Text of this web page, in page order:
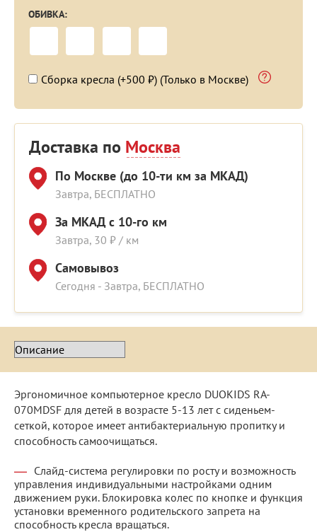
ОБИВКА:
Сборка кресла (+500 ₽) (Только в Москве)
Доставка по Москва
По Москве (до 10-ти км за МКАД)
Завтра, БЕСПЛАТНО
За МКАД с 10-го км
Завтра, 30 ₽ / км
Самовывоз
Сегодня - Завтра, БЕСПЛАТНО
Эргономичное компьютерное кресло DUOKIDS RA-
070MDSF для детей в возрасте 5-13 лет с сиденьем-
сеткой, которое имеет антибактериальную пропитку и
способность самоочищаться.
Слайд-система регулировки по росту и возможность
управления индивидуальными настройками одним
движением руки. Блокировка колес по кнопке и функция
установки временного родительского запрета на
способность кресла вращаться.